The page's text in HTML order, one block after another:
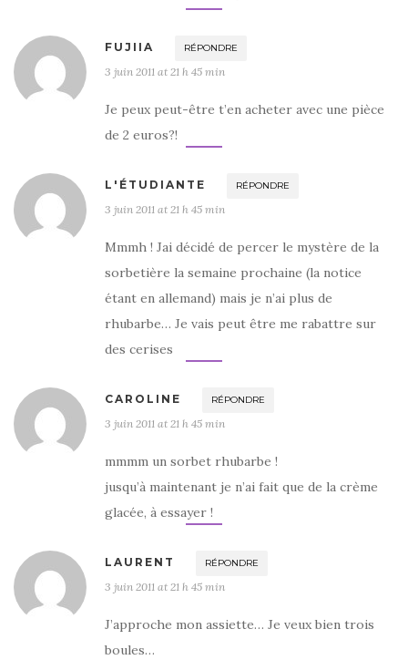
FUJIIA RÉPONDRE
3 juin 2011 at 21 h 45 min
Je peux peut-être t’en acheter avec une pièce
de 2 euros?!
L'ÉTUDIANTE RÉPONDRE
3 juin 2011 at 21 h 45 min
Mmmh ! Jai décidé de percer le mystère de la
sorbetière la semaine prochaine (la notice
étant en allemand) mais je n’ai plus de
rhubarbe… Je vais peut être me rabattre sur
des cerises
CAROLINE RÉPONDRE
3 juin 2011 at 21 h 45 min
mmmm un sorbet rhubarbe !
jusqu’à maintenant je n’ai fait que de la crème
glacée, à essayer !
LAURENT RÉPONDRE
3 juin 2011 at 21 h 45 min
J’approche mon assiette… Je veux bien trois
boules…